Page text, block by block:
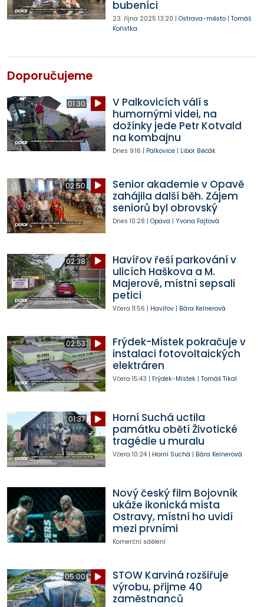
bubeníci
23. října 2025 13:20 | Ostrava-město| Tomáš
Kořistka
Doporučujeme
01:30
V Palkovicích válí s
humornými videi, na
dožínky jede Petr Kotvald
na kombajnu
Dnes 9:16 | Palkovice| Libor Běčák
02:50
Senior akademie v Opavě
zahájila další běh. Zájem
seniorů byl obrovský
Dnes 10:28 | Opava | Yvona Fajtová
02:38
Havířov řeší parkování v
ulicích Haškova a M.
Majerové, místní sepsali
petici
Včera 11:56 | Havířov| Bára Kelnerová
02:53
Frýdek-Místek pokračuje v
instalaci fotovoltaických
elektráren
Včera 15:43 | Frýdek-Místek| Tomáš Tikal
01:37
Horní Suchá uctila
památku obětí Životické
tragédie u muralu
Včera 10:24| Horní Suchá | Bára Kelnerová
Nový český film Bojovník
ukáže ikonická místa
Ostravy, místní ho uvidí
mezi prvními
Komerční sdělení
05:00
STOW Karviná rozšiřuje
výrobu, přijme 40
zaměstnanců